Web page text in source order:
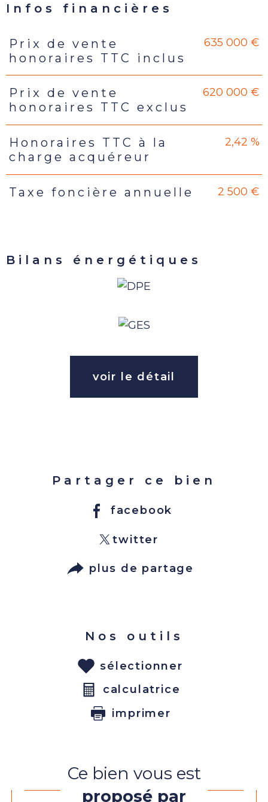
Infos financières
Caractéristiques Valeurs
Prix de vente
honoraires TTC inclus
635 000 €
Prix de vente
honoraires TTC exclus
620 000 €
Honoraires TTC à la
charge acquéreur
2,42 %
Taxe foncière annuelle 2 500 €
Bilans énergétiques
voir le détail
Partager ce bien
facebook
twitter
plus de partage
Nos outils
sélectionner
calculatrice
imprimer
Ce bien vous est
proposé par